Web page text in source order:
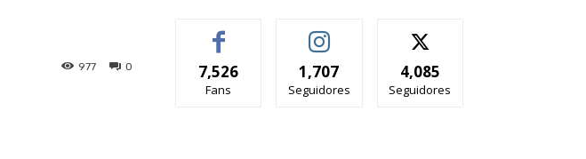
0
977 7,526
Fans
1,707
Seguidores
4,085
Seguidores